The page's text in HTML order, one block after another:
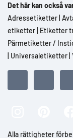
Det här kan också
Adressetiketter
etiketter Etiketter
Pärmetiketter /
Universaletiketter
Alla rättigheter